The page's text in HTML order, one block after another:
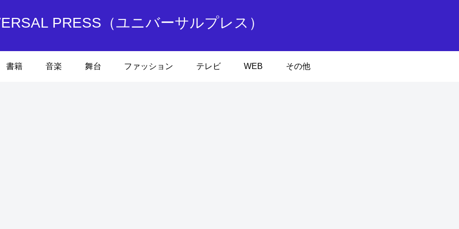
PRESS（ユニバーサルプレス）
書籍 音楽 舞台 ファッション テレビ WEB その他